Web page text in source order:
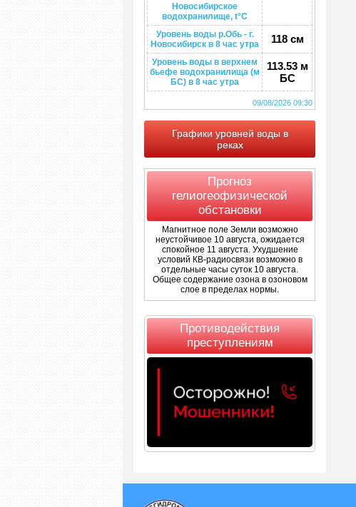
Новосибирское
водохранилище, t°C
Уровень воды р.Обь - г.
Новосибирск в 8 час утра
118 см
Уровень воды в верхнем
бьефе водохранилища (м
БС) в 8 час утра
113.53 м
БС
09/08/2026 09:30
Графики уровней воды в
реках
Прогноз
гелиогеофизической
обстановки
Магнитное поле Земли возможно
неустойчивое 10 августа, ожидается
спокойное 11 августа. Ухудшение
условий КВ-радиосвязи возможно в
отдельные часы суток 10 августа.
Общее содержание озона в озоновом
слое в пределах нормы.
Противодействия
преступлениям